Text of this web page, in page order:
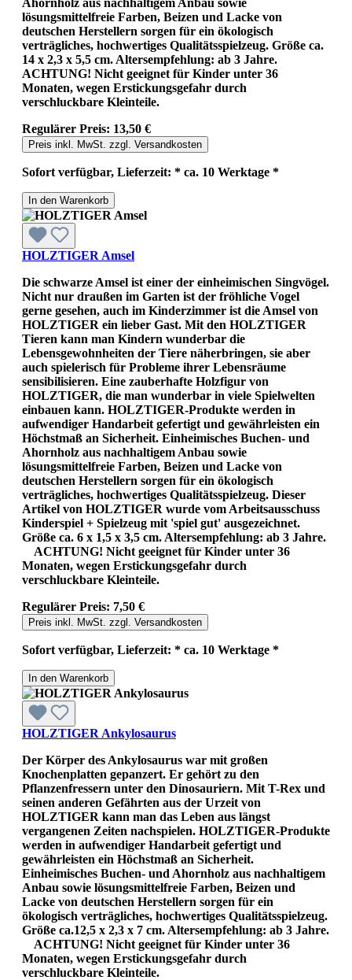
lösungsmittelfreie Farben, Beizen und Lacke von
deutschen Herstellern sorgen für ein ökologisch
verträgliches, hochwertiges Qualitätsspielzeug. Größe ca.
14 x 2,3 x 5,5 cm. Altersempfehlung: ab 3 Jahre.
ACHTUNG! Nicht geeignet für Kinder unter 36
Monaten, wegen Erstickungsgefahr durch
verschluckbare Kleinteile.
Regulärer Preis: 13,50 €
Preis inkl. MwSt. zzgl. Versandkosten
Sofort verfügbar, Lieferzeit: * ca. 10 Werktage *
In den Warenkorb
HOLZTIGER Amsel
Die schwarze Amsel ist einer der einheimischen Singvögel.
Nicht nur draußen im Garten ist der fröhliche Vogel
gerne gesehen, auch im Kinderzimmer ist die Amsel von
HOLZTIGER ein lieber Gast. Mit den HOLZTIGER
Tieren kann man Kindern wunderbar die
Lebensgewohnheiten der Tiere näherbringen, sie aber
auch spielerisch für Probleme ihrer Lebensräume
sensibilisieren. Eine zauberhafte Holzfigur von
HOLZTIGER, die man wunderbar in viele Spielwelten
einbauen kann. HOLZTIGER-Produkte werden in
aufwendiger Handarbeit gefertigt und gewährleisten ein
Höchstmaß an Sicherheit. Einheimisches Buchen- und
Ahornholz aus nachhaltigem Anbau sowie
lösungsmittelfreie Farben, Beizen und Lacke von
deutschen Herstellern sorgen für ein ökologisch
verträgliches, hochwertiges Qualitätsspielzeug. Dieser
Artikel von HOLZTIGER wurde vom Arbeitsausschuss
Kinderspiel + Spielzeug mit 'spiel gut' ausgezeichnet.
Größe ca. 6 x 1,5 x 3,5 cm. Altersempfehlung: ab 3 Jahre.
ACHTUNG! Nicht geeignet für Kinder unter 36
Monaten, wegen Erstickungsgefahr durch
verschluckbare Kleinteile.
Regulärer Preis: 7,50 €
Preis inkl. MwSt. zzgl. Versandkosten
Sofort verfügbar, Lieferzeit: * ca. 10 Werktage *
In den Warenkorb
HOLZTIGER Ankylosaurus
Der Körper des Ankylosaurus war mit großen
Knochenplatten gepanzert. Er gehört zu den
Pflanzenfressern unter den Dinosauriern. Mit T-Rex und
seinen anderen Gefährten aus der Urzeit von
HOLZTIGER kann man das Leben aus längst
vergangenen Zeiten nachspielen. HOLZTIGER-Produkte
werden in aufwendiger Handarbeit gefertigt und
gewährleisten ein Höchstmaß an Sicherheit.
Einheimisches Buchen- und Ahornholz aus nachhaltigem
Anbau sowie lösungsmittelfreie Farben, Beizen und
Lacke von deutschen Herstellern sorgen für ein
ökologisch verträgliches, hochwertiges Qualitätsspielzeug.
Größe ca.12,5 x 2,3 x 7 cm. Altersempfehlung: ab 3 Jahre.
ACHTUNG! Nicht geeignet für Kinder unter 36
Monaten, wegen Erstickungsgefahr durch
verschluckbare Kleinteile.